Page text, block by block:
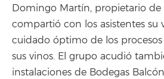
Domingo Martín, propietario de
compartió con los asistentes su
cuidado óptimo de los
sus vinos. El grupo acudió
instalaciones de Bodegas